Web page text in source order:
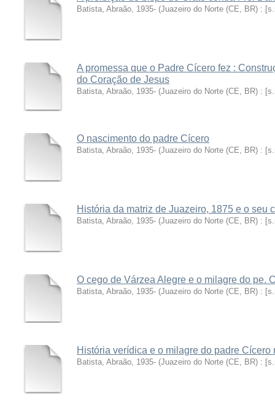
Batista, Abraão, 1935- (Juazeiro do Norte (CE, BR) :
A promessa que o Padre Cícero fez :
do Coração de Jesus
Batista, Abraão, 1935- (Juazeiro do Norte (CE, BR) :
O nascimento do padre Cícero
Batista, Abraão, 1935- (Juazeiro do Norte (CE, BR) :
História da matriz de Juazeiro, 1875 e o seu
Batista, Abraão, 1935- (Juazeiro do Norte (CE, BR) :
O cego de Várzea Alegre e o milagre do pe.
Batista, Abraão, 1935- (Juazeiro do Norte (CE, BR) :
História verídica e o milagre do padre Cícero
Batista, Abraão, 1935- (Juazeiro do Norte (CE, BR) :